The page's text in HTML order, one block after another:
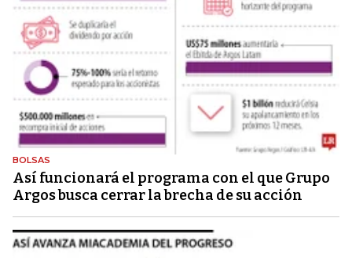
BOLSAS
Así funcionará el programa con el que Grupo
Argos busca cerrar la brecha de su acción